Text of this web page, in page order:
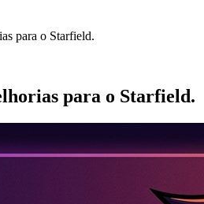
para o Starfield.
para o Starfield.